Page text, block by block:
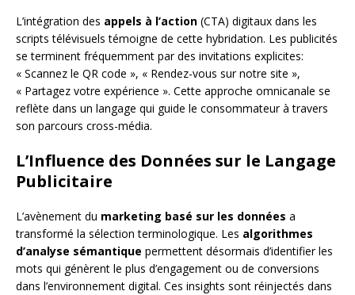
L’intégration des appels à l’action (CTA) digitaux dans les
scripts télévisuels témoigne de cette hybridation. Les publicités
se terminent fréquemment par des invitations explicites:
« Scannez le QR code », « Rendez-vous sur notre site »,
« Partagez votre expérience ». Cette approche omnicanale se
reflète dans un langage qui guide le consommateur à travers
son parcours cross-média.
L’Influence des Données sur le Langage
Publicitaire
L’avènement du marketing basé sur les données a
transformé la sélection terminologique. Les algorithmes
d’analyse sémantique permettent désormais d’identifier les
mots qui génèrent le plus d’engagement ou de conversions
dans l’environnement digital. Ces insights sont réinjectés dans